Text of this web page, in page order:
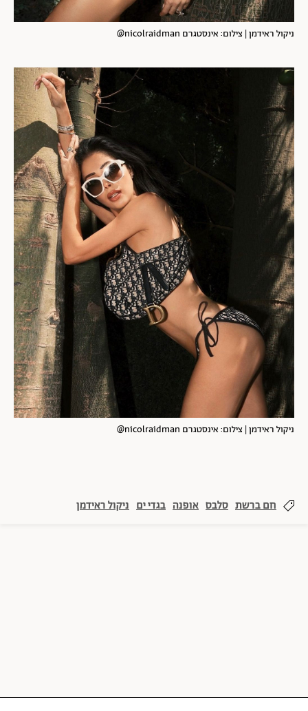
ניקול ראידמן | צילום: אינסטגרם nicolraidman@
ניקול ראידמן | צילום: אינסטגרם nicolraidman@
חם ברשת סלבס אופנה בגדי ים ניקול ראידמן